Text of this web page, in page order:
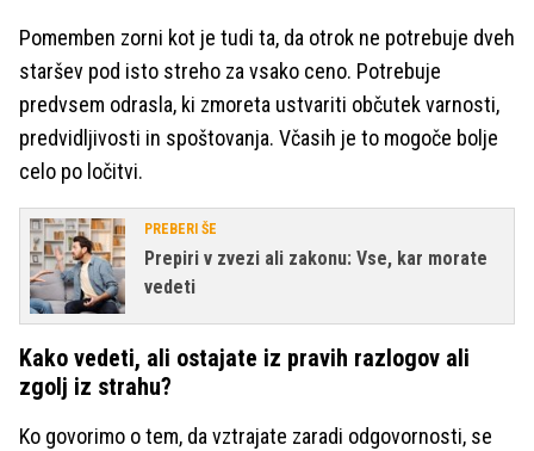
Pomemben zorni kot je tudi ta, da otrok ne potrebuje dveh
staršev pod isto streho za vsako ceno. Potrebuje
predvsem odrasla, ki zmoreta ustvariti občutek varnosti,
predvidljivosti in spoštovanja. Včasih je to mogoče bolje
celo po ločitvi.
PREBERI ŠE
Prepiri v zvezi ali zakonu: Vse, kar morate
vedeti
Kako vedeti, ali ostajate iz pravih razlogov ali
zgolj iz strahu?
Ko govorimo o tem, da vztrajate zaradi odgovornosti, se